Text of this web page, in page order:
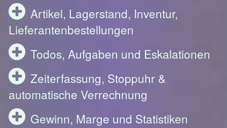
Artikel, Lagerstand, Inventur,
Lieferantenbestellungen
Todos, Aufgaben und Eskalationen
Zeiterfassung, Stoppuhr &
automatische Verrechnung
Gewinn, Marge und Statistiken